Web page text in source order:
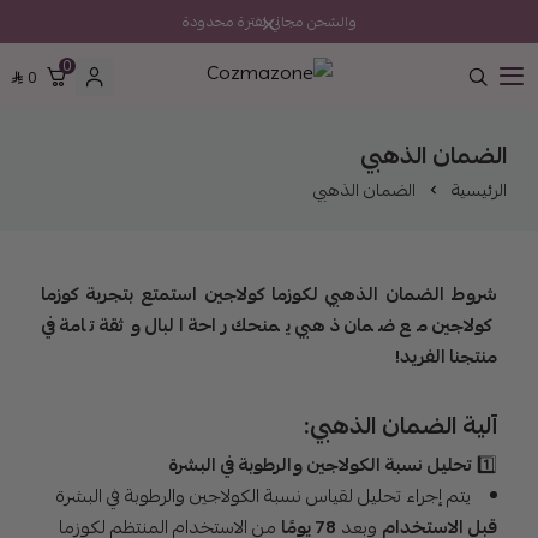
والشحن مجاني لفترة محدودة
Cozmazone
0
0
الضمان الذهبي
الرئيسية الضمان الذهبي
شروط الضمان الذهبي لكوزما كولاجين استمتع بتجربة كوزما
كولاجين مع ضمان ذهبي يمنحك راحة البال وثقة تامة في
منتجنا الفريد!
آلية الضمان الذهبي:
1️⃣تحليل نسبة الكولاجين والرطوبة في البشرة
يتم إجراء تحليل لقياس نسبة الكولاجين والرطوبة في البشرة
قبل الاستخدام وبعد 78 يومًا
من الاستخدام المنتظم لكوزما